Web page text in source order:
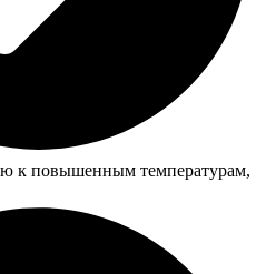
к повышенным температурам,